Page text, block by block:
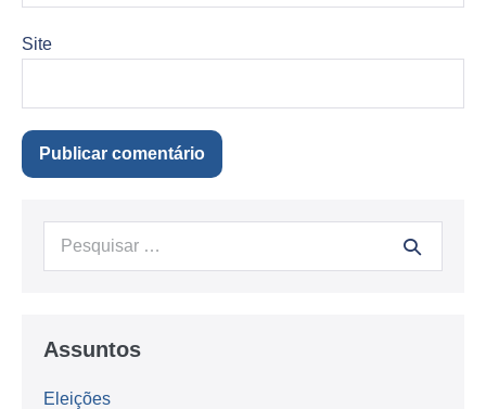
Site
Procurar:
Assuntos
Eleições